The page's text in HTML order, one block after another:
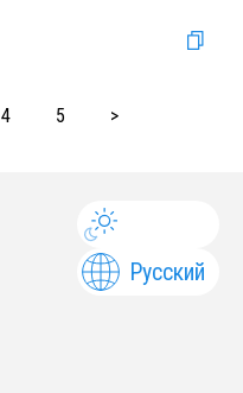
4 5 >
Русский